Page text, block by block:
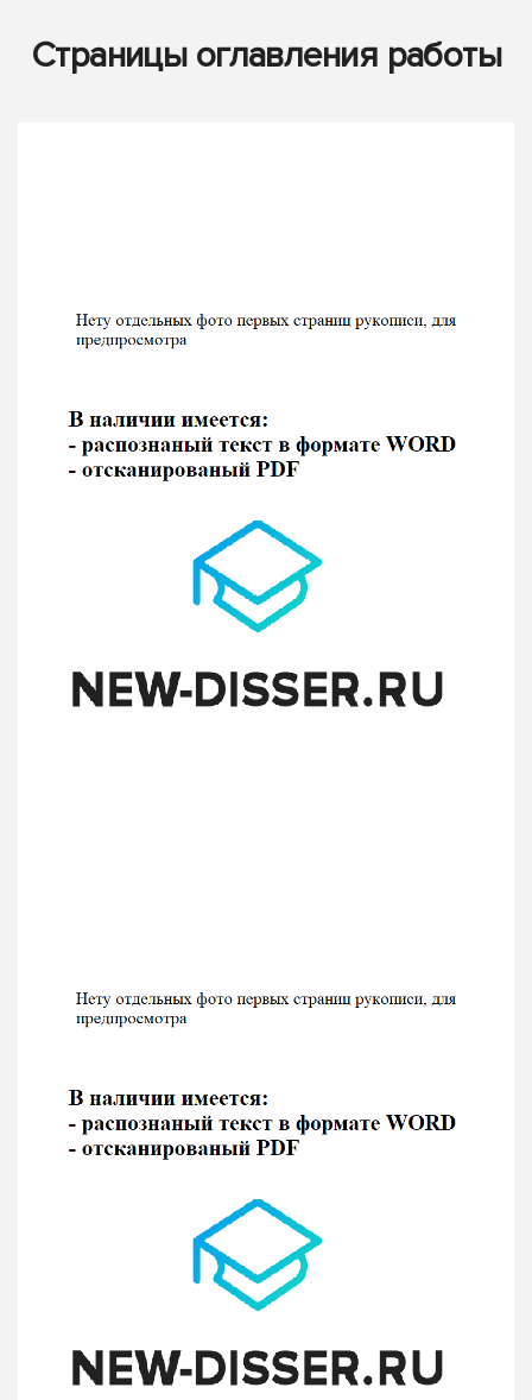
Страницы оглавления работы